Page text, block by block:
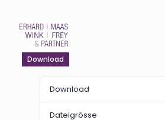
Download
Download
Dateigrösse